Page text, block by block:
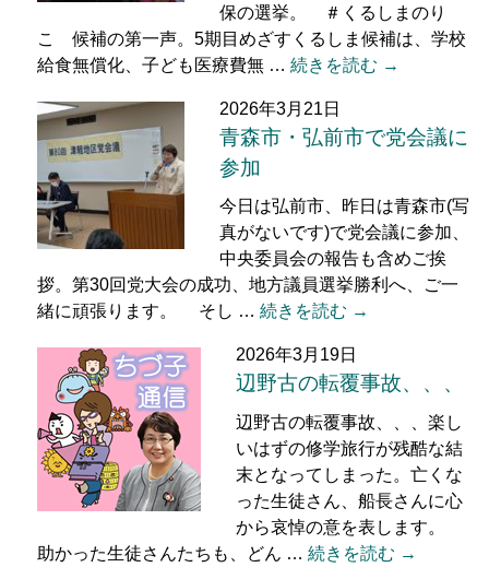
保の選挙。 ＃くるしまのり
こ 候補の第一声。5期目めざすくるしま候補は、学校
給食無償化、子ども医療費無 … 続きを読む →
2026年3月21日
青森市・弘前市で党会議に
参加
今日は弘前市、昨日は青森市(写
真がないです)で党会議に参加、
中央委員会の報告も含めご挨
拶。第30回党大会の成功、地方議員選挙勝利へ、ご一
緒に頑張ります。 そし … 続きを読む →
2026年3月19日
辺野古の転覆事故、、、
辺野古の転覆事故、、、楽し
いはずの修学旅行が残酷な結
末となってしまった。亡くな
った生徒さん、船長さんに心
から哀悼の意を表します。
助かった生徒さんたちも、どん … 続きを読む →